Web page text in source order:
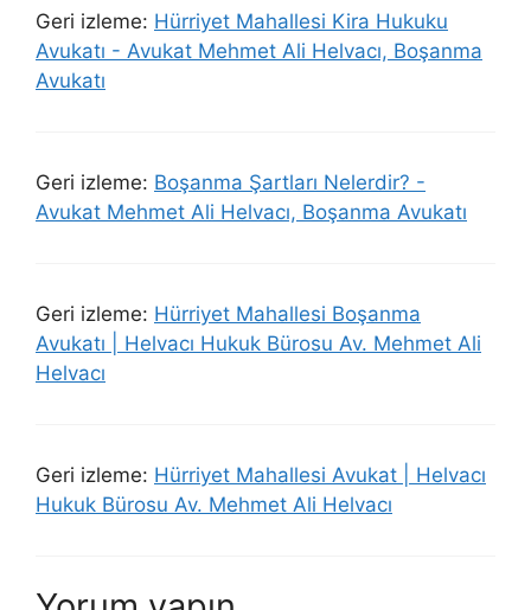
Geri izleme: Hürriyet Mahallesi Kira Hukuku
Avukatı - Avukat Mehmet Ali Helvacı, Boşanma
Avukatı
Geri izleme: Boşanma Şartları Nelerdir? -
Avukat Mehmet Ali Helvacı, Boşanma Avukatı
Geri izleme: Hürriyet Mahallesi Boşanma
Avukatı | Helvacı Hukuk Bürosu Av. Mehmet Ali
Helvacı
Geri izleme: Hürriyet Mahallesi Avukat | Helvacı
Hukuk Bürosu Av. Mehmet Ali Helvacı